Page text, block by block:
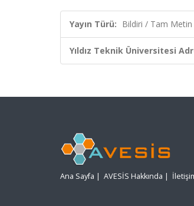
Yayın Türü: Bildiri / Tam Metin
Yıldız Teknik Üniversitesi
Ana Sayfa | AVESİS Hakkında |